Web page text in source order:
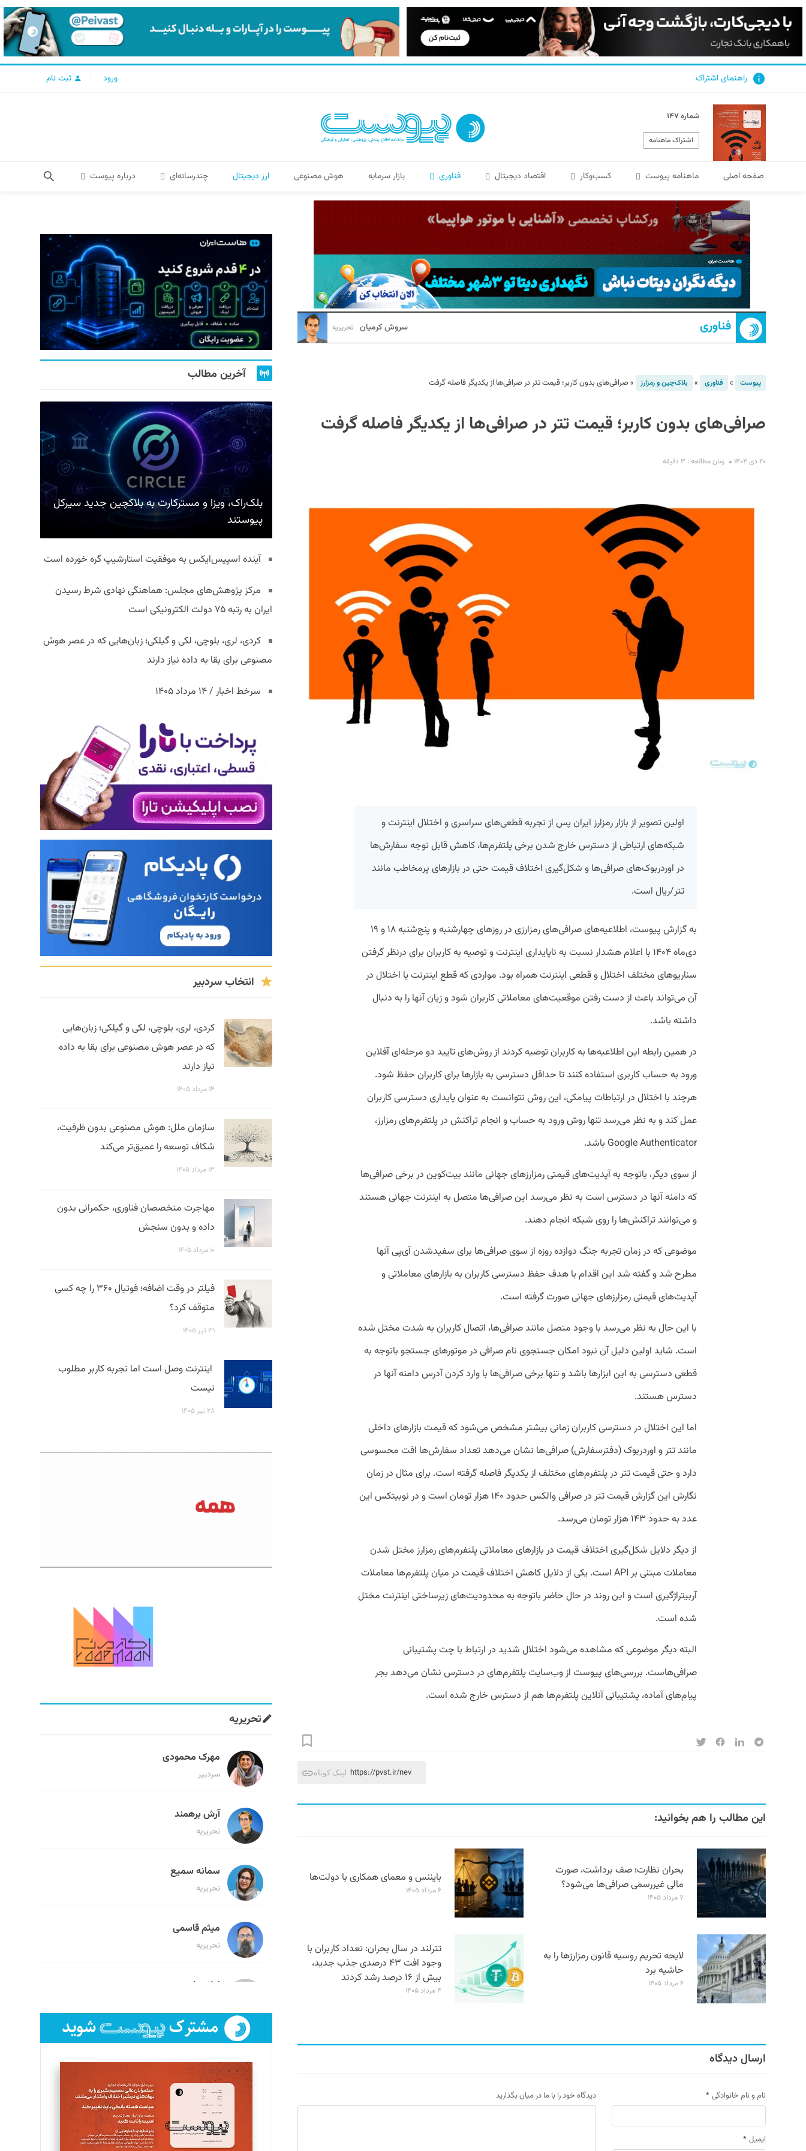
راهنمای اشتراک ورود ثبت نام
شماره ۱۴۷
اشتراک ماهنامه
صفحه اصلی ماهنامه پیوست کسب‌و‌کار اقتصاد دیجیتال فناوری بازار سرمایه هوش مصنوعی ارز دیجیتال چندرسانه‌ای درباره پیوست
فناوری سروش کرمیان تحریریه
پیوست » فناوری » بلاک‌چین و رمزارز »صرافی‌های بدون کاربر؛ قیمت تتر در صرافی‌ها از یکدیگر فاصله گرفت
صرافی‌های بدون کاربر؛ قیمت تتر در صرافی‌ها از یکدیگر فاصله گرفت
۲۰ دی ۱۴۰۴ زمان مطالعه : ۳ دقیقه
اولین تصویر از بازار رمزارز ایران پس از تجربه قطعی‌های سراسری و اختلال اینترنت و
شبکه‌های ارتباطی از دسترس خارج شدن برخی پلتفرم‌ها، کاهش قابل توجه سفارش‌ها
در اوردربوک‌های صرافی‌ها و شکل‌گیری اختلاف قیمت حتی در بازارهای پرمخاطب مانند
تتر/ریال است.
به گزارش پیوست، اطلاعیه‌های صرافی‌های رمزارزی در روزهای چهارشنبه و پنج‌شنبه ۱۸ و ۱۹
دی‌ماه ۱۴۰۴ با اعلام هشدار نسبت به ناپایداری اینترنت و توصیه به کاربران برای درنظر گرفتن
سناریوهای مختلف اختلال و قطعی اینترنت همراه بود. مواردی که قطع اینترنت یا اختلال در
آن می‌تواند باعث از دست رفتن موقعیت‌های معاملاتی کاربران شود و زیان آنها را به دنبال
داشته باشد.
در همین رابطه این اطلاعیه‌ها به کاربران توصیه کردند از روش‌های تایید دو مرحله‌ای آفلاین
ورود به حساب کاربری استفاده کنند تا حداقل دسترسی به بازارها برای کاربران حفظ شود.
هرچند با اختلال در ارتباطات پیامکی، این روش نتوانست به عنوان پایداری دسترسی کاربران
عمل کند و به نظر می‌رسد تنها روش ورود به حساب و انجام تراکنش در پلتفرم‌های رمزارز،
Google Authenticator باشد.
از سوی دیگر، باتوجه به آپدیت‌های قیمتی رمزارزهای جهانی مانند بیت‌کوین در برخی صرافی‌ها
که دامنه آنها در دسترس است به نظر می‌رسد این صرافی‌ها متصل به اینترنت جهانی هستند
و می‌توانند تراکنش‌ها را روی شبکه انجام دهند.
موضوعی که در زمان تجربه جنگ دوازده روزه از سوی صرافی‌ها برای سفیدشدن آی‌پی آنها
مطرح شد و گفته شد این اقدام با هدف حفظ دسترسی کاربران به بازارهای معاملاتی و
آپدیت‌های قیمتی رمزارزهای جهانی صورت گرفته است.
با این حال به نظر می‌رسد با وجود متصل مانند صرافی‌ها، اتصال کاربران به شدت مختل شده
است. شاید اولین دلیل آن نبود امکان جستجوی نام صرافی در موتورهای جستجو باتوجه به
قطعی دسترسی به این ابزارها باشد و تنها برخی صرافی‌ها با وارد کردن آدرس دامنه آنها در
دسترس هستند.
اما این اختلال در دسترسی کاربران زمانی بیشتر مشخص می‌شود که قیمت بازارهای داخلی
مانند تتر و اوردربوک (دفترسفارش) صرافی‌ها نشان می‌دهد تعداد سفارش‌ها افت محسوسی
دارد و حتی قیمت تتر در پلتفرم‌های مختلف از یکدیگر فاصله گرفته است. برای مثال در زمان
نگارش این گزارش قیمت تتر در صرافی والکس حدود ۱۴۰ هزار تومان است و در نوبیتکس این
عدد به حدود ۱۴۳ هزار تومان می‌رسد.
از دیگر دلایل شکل‌گیری اختلاف قیمت در بازارهای معاملاتی پلتفرم‌های رمزارز مختل شدن
معاملات مبتنی بر API است. یکی از دلایل کاهش اختلاف قیمت در میان پلتفرم‌ها معاملات
آربیتراژگیری است و این روند در حال حاضر باتوجه به محدودیت‌های زیرساختی اینترنت مختل
شده است.
البته دیگر موضوعی که مشاهده می‌شود اختلال شدید در ارتباط با چت پشتیبانی
صرافی‌هاست. بررسی‌های پیوست از وب‌سایت پلتفرم‌های در دسترس نشان می‌دهد بجر
پیام‌های آماده، پشتیبانی آنلاین پلتفرم‌ها هم از دسترس خارج شده است.
لینک کوتاه https://pvst.ir/nev
این مطالب را هم بخوانید:
بحران نظارت؛ صف برداشت، صورت
مالی غیررسمی صرافی‌ها می‌شود؟
۷ مرداد ۱۴۰۵
بایننس و معمای همکاری با دولت‌ها
۶ مرداد ۱۴۰۵
لایحه تحریم روسیه قانون رمزارزها را به
حاشیه برد
۶ مرداد ۱۴۰۵
تترلند در سال بحران: تعداد کاربران با
وجود افت ۴۳ درصدی جذب جدید،
بیش از ۱۶ درصد رشد کردند
۴ مرداد ۱۴۰۵
ارسال دیدگاه
نام و نام خانوادگی *
ایمیل *
دیدگاه خود را با ما در میان بگذارید
آخرین مطالب
بلک‌راک، ویزا و مسترکارت به بلاکچین جدید سیرکل
پیوستند
آینده اسپیس‌ایکس به موفقیت استارشیپ گره خورده است
مرکز پژوهش‌های مجلس: هماهنگی نهادی شرط رسیدن
ایران به رتبه ۷۵ دولت الکترونیکی است
کردی، لری، بلوچی، لکی و گیلکی؛ زبان‌هایی که در عصر هوش
مصنوعی برای بقا به داده نیاز دارند
سرخط اخبار / ۱۴ مرداد ۱۴۰۵
انتخاب سردبیر
کردی، لری، بلوچی، لکی و گیلکی؛ زبان‌هایی
که در عصر هوش مصنوعی برای بقا به داده
نیاز دارند
۱۴ مرداد ۱۴۰۵
سازمان ملل: هوش مصنوعی بدون ظرفیت،
شکاف توسعه را عمیق‌تر می‌کند
۱۳ مرداد ۱۴۰۵
مهاجرت متخصصان فناوری، حکمرانی بدون
داده و بدون سنجش
۱۰ مرداد ۱۴۰۵
فیلتر در وقت اضافه؛ فوتبال ۳۶۰ را چه کسی
متوقف کرد؟
۳۱ تیر ۱۴۰۵
اینترنت وصل است اما تجربه کاربر مطلوب
نیست
۲۸ تیر ۱۴۰۵
تحریریه
مهرک محمودی
سردبیر
آرش برهمند
تحریریه
سمانه سمیع
تحریریه
میثم قاسمی
تحریریه
لیلا حنارود
فائزه فتحی رستمی
تحریریه
سروش کرمیان
تحریریه